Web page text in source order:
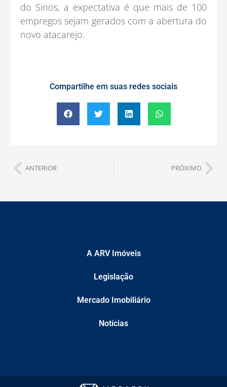
do Sinos, a expectativa é que mais de 100
empregos sejam gerados com a abertura do
novo atacarejo.
Compartilhe em suas redes sociais
ANTERIOR PRÓXIMO
A ARV Imóveis
Legislação
Mercado Imobiliário
Notícias